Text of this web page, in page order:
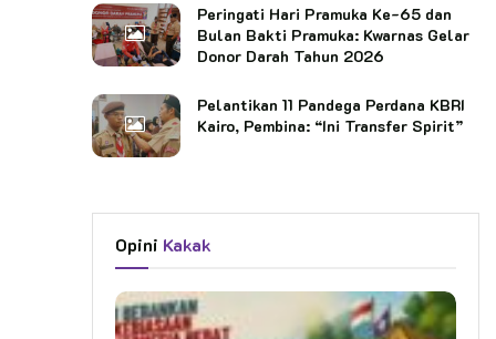
Peringati Hari Pramuka Ke-65 dan
Bulan Bakti Pramuka: Kwarnas Gelar
Donor Darah Tahun 2026
Pelantikan 11 Pandega Perdana KBRI
Kairo, Pembina: “Ini Transfer Spirit”
Opini Kakak